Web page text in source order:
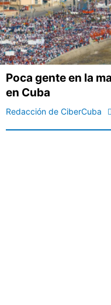
Poca gente en la
en Cuba
Redacción de CiberCuba